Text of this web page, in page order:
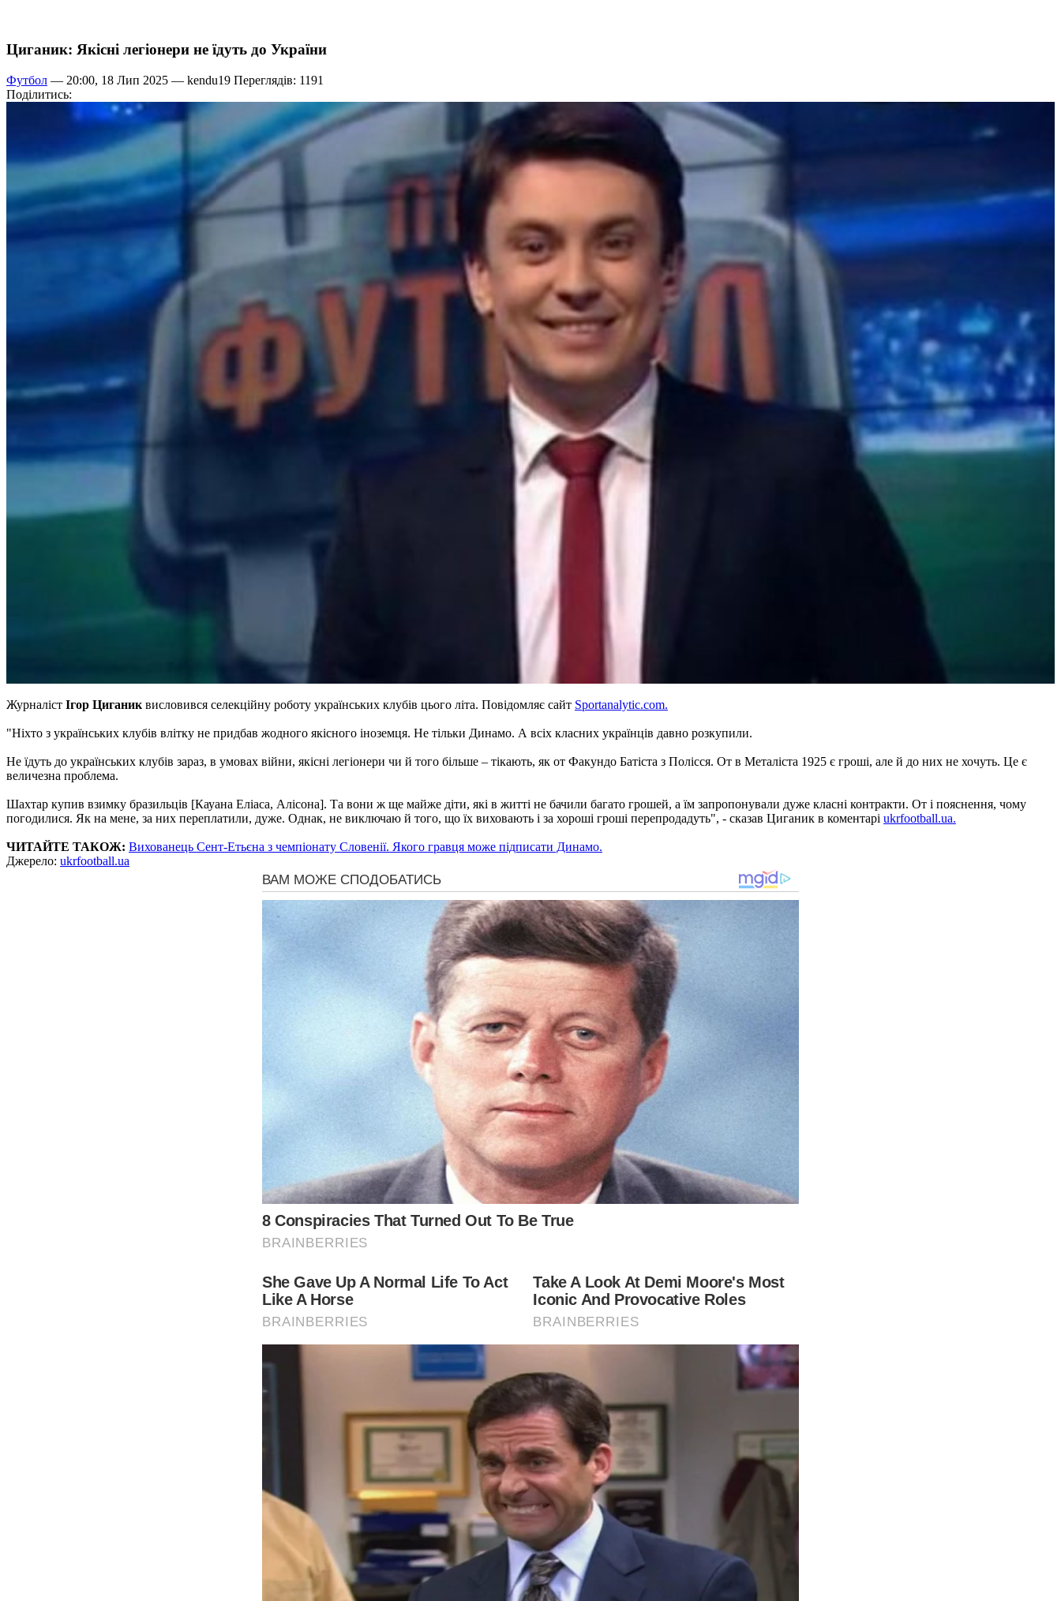
Циганик: Якісні легіонери не їдуть до України
Футбол — 20:00, 18 Лип 2025 — kendu19 Переглядів: 1191
Поділитись:
Журналіст Ігор Циганик висловився селекційну роботу українських клубів цього літа. Повідомляє сайт Sportanalytic.com.
"Ніхто з українських клубів влітку не придбав жодного якісного іноземця. Не тільки Динамо. А всіх класних українців давно розкупили.
Не їдуть до українських клубів зараз, в умовах війни, якісні легіонери чи й того більше – тікають, як от Факундо Батіста з Полісся. От в Металіста 1925 є гроші, але й до них не хочуть. Це є
величезна проблема.
Шахтар купив взимку бразильців [Кауана Еліаса, Алісона]. Та вони ж ще майже діти, які в житті не бачили багато грошей, а їм запропонували дуже класні контракти. От і пояснення, чому
погодилися. Як на мене, за них переплатили, дуже. Однак, не виключаю й того, що їх виховають і за хороші гроші перепродадуть", - сказав Циганик в коментарі ukrfootball.ua.
ЧИТАЙТЕ ТАКОЖ: Вихованець Сент-Етьєна з чемпіонату Словенії. Якого гравця може підписати Динамо.
Джерело: ukrfootball.ua